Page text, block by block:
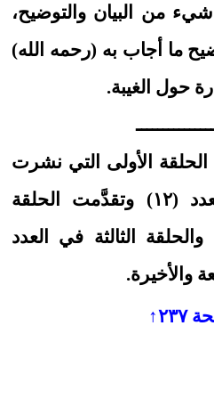
من البيان والتوضيح،
ما أجاب به (رحمه الله)
حول الغيبة.
الأولى التي نشرت
في مجلة الموعود العدد (١٢) وتقدَّمت الحلقة
في العدد (١٤)، والحلقة الثالثة في العدد